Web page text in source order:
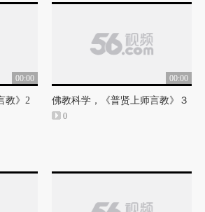
00:00
教》2
00:00
佛教科学，《普贤上师言教》３
0